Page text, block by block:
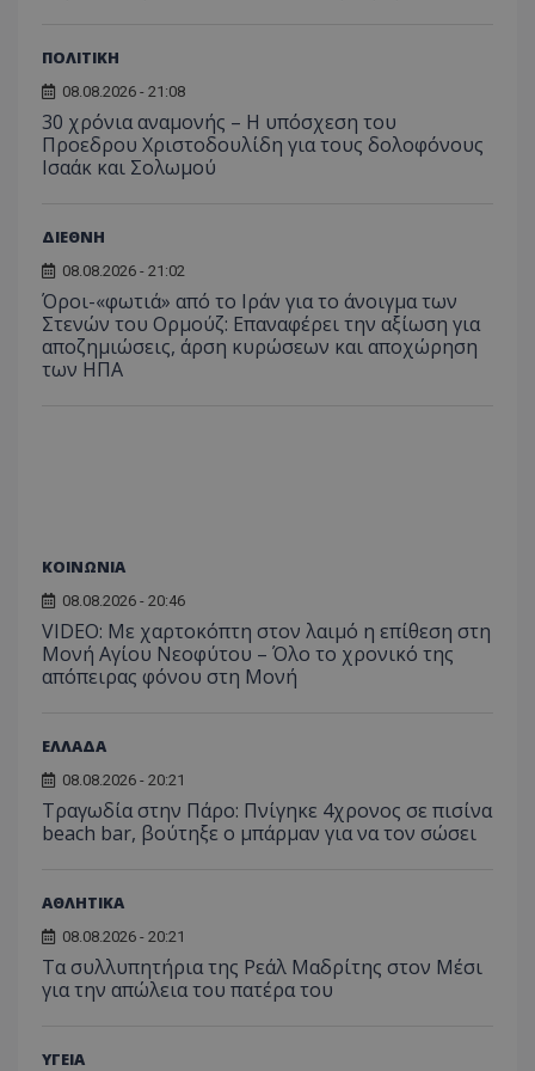
ΠΟΛΙΤΙΚΗ
08.08.2026 - 21:08
30 χρόνια αναμονής – Η υπόσχεση του
Προεδρου Χριστοδουλίδη για τους δολοφόνους
Ισαάκ και Σολωμού
ΔΙΕΘΝΗ
08.08.2026 - 21:02
Όροι-«φωτιά» από το Ιράν για το άνοιγμα των
Στενών του Ορμούζ: Επαναφέρει την αξίωση για
αποζημιώσεις, άρση κυρώσεων και αποχώρηση
των ΗΠΑ
ΚΟΙΝΩΝΙΑ
08.08.2026 - 20:46
VIDEO: Με χαρτοκόπτη στον λαιμό η επίθεση στη
Μονή Αγίου Νεοφύτου – Όλο το χρονικό της
απόπειρας φόνου στη Μονή
ΕΛΛΑΔΑ
08.08.2026 - 20:21
Τραγωδία στην Πάρο: Πνίγηκε 4χρονος σε πισίνα
beach bar, βούτηξε ο μπάρμαν για να τον σώσει
ΑΘΛΗΤΙΚΑ
08.08.2026 - 20:21
Τα συλλυπητήρια της Ρεάλ Μαδρίτης στον Μέσι
για την απώλεια του πατέρα του
ΥΓΕΙΑ